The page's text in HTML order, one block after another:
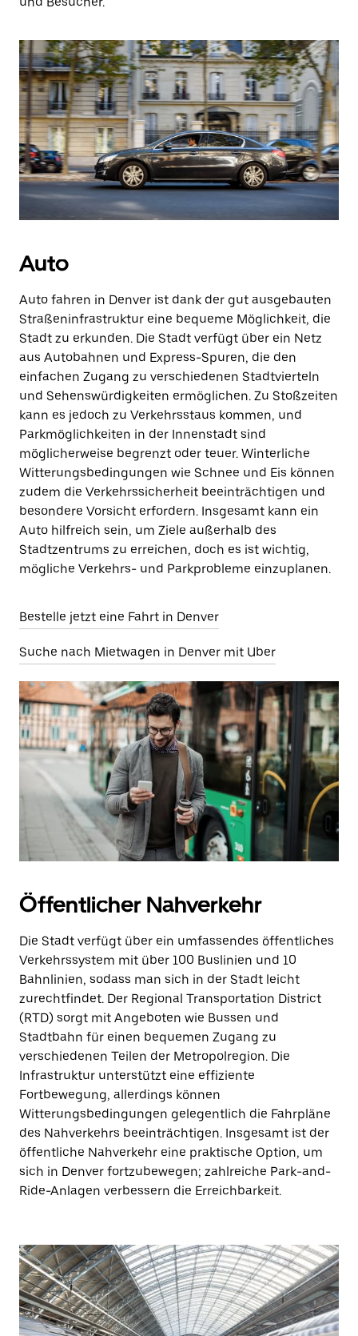
Auto
Auto fahren in Denver ist dank der gut ausgebauten
Straßeninfrastruktur eine bequeme Möglichkeit, die
Stadt zu erkunden. Die Stadt verfügt über ein Netz
aus Autobahnen und Express-Spuren, die den
einfachen Zugang zu verschiedenen Stadtvierteln
und Sehenswürdigkeiten ermöglichen. Zu Stoßzeiten
kann es jedoch zu Verkehrsstaus kommen, und
Parkmöglichkeiten in der Innenstadt sind
möglicherweise begrenzt oder teuer. Winterliche
Witterungsbedingungen wie Schnee und Eis können
zudem die Verkehrssicherheit beeinträchtigen und
besondere Vorsicht erfordern. Insgesamt kann ein
Auto hilfreich sein, um Ziele außerhalb des
Stadtzentrums zu erreichen, doch es ist wichtig,
mögliche Verkehrs- und Parkprobleme einzuplanen.
Bestelle jetzt eine Fahrt in Denver
Suche nach Mietwagen in Denver mit Uber
Öffentlicher Nahverkehr
Die Stadt verfügt über ein umfassendes öffentliches
Verkehrssystem mit über 100 Buslinien und 10
Bahnlinien, sodass man sich in der Stadt leicht
zurechtfindet. Der Regional Transportation District
(RTD) sorgt mit Angeboten wie Bussen und
Stadtbahn für einen bequemen Zugang zu
verschiedenen Teilen der Metropolregion. Die
Infrastruktur unterstützt eine effiziente
Fortbewegung, allerdings können
Witterungsbedingungen gelegentlich die Fahrpläne
des Nahverkehrs beeinträchtigen. Insgesamt ist der
öffentliche Nahverkehr eine praktische Option, um
sich in Denver fortzubewegen; zahlreiche Park-and-
Ride-Anlagen verbessern die Erreichbarkeit.